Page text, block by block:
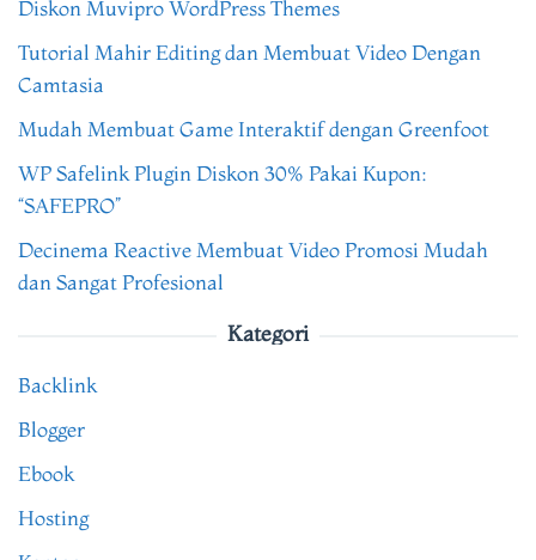
Diskon Muvipro WordPress Themes
Tutorial Mahir Editing dan Membuat Video Dengan
Camtasia
Mudah Membuat Game Interaktif dengan Greenfoot
WP Safelink Plugin Diskon 30% Pakai Kupon:
“SAFEPRO”
Decinema Reactive Membuat Video Promosi Mudah
dan Sangat Profesional
Kategori
Backlink
Blogger
Ebook
Hosting